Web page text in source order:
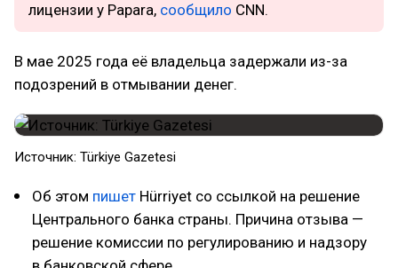
лицензии у Papara, сообщило CNN.
В мае 2025 года её владельца задержали из-за
подозрений в отмывании денег.
Источник: Türkiye Gazetesi
Об этом пишет Hürriyet со ссылкой на решение
Центрального банка страны. Причина отзыва —
решение комиссии по регулированию и надзору